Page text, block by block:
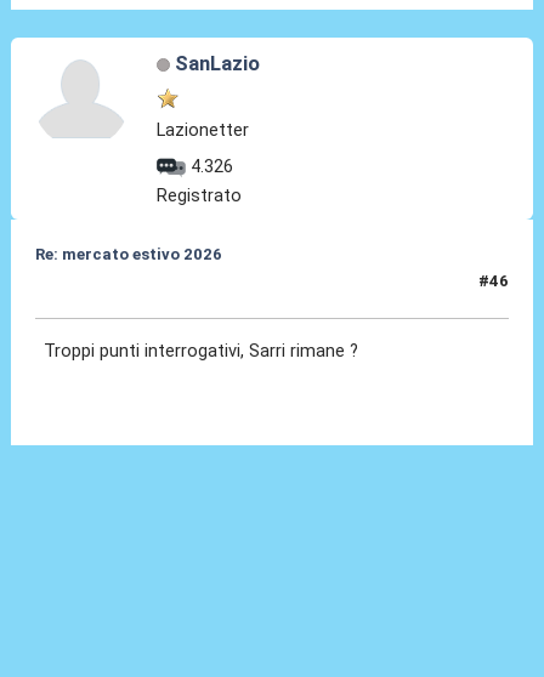
SanLazio
Lazionetter
4.326
Registrato
Re: mercato estivo 2026
#46
Troppi punti interrogativi, Sarri rimane ?